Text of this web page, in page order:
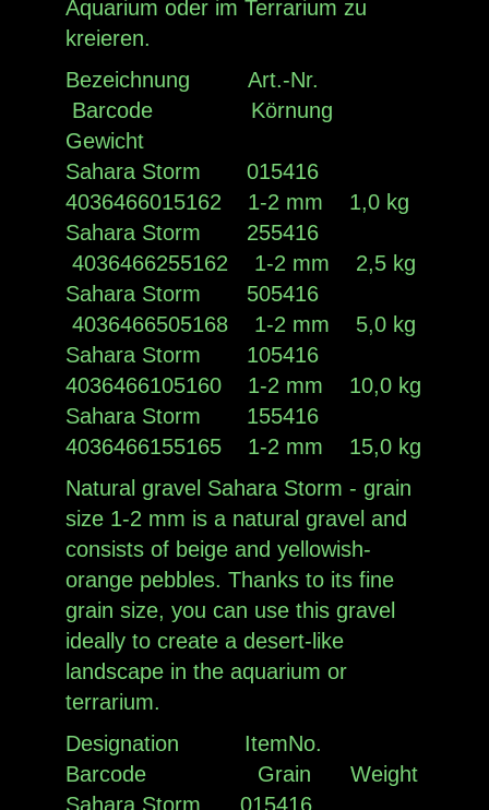
Aquarium oder im Terrarium zu
kreieren.
Bezeichnung Art.-Nr.
Barcode Körnung
Gewicht
Sahara Storm 015416
4036466015162 1-2 mm 1,0 kg
Sahara Storm 255416
4036466255162 1-2 mm 2,5 kg
Sahara Storm 505416
4036466505168 1-2 mm 5,0 kg
Sahara Storm 105416
4036466105160 1-2 mm 10,0 kg
Sahara Storm 155416
4036466155165 1-2 mm 15,0 kg
Natural gravel Sahara Storm - grain
size 1-2 mm is a natural gravel and
consists of beige and yellowish-
orange pebbles. Thanks to its fine
grain size, you can use this gravel
ideally to create a desert-like
landscape in the aquarium or
terrarium.
Designation ItemNo.
Barcode Grain Weight
Sahara Storm 015416